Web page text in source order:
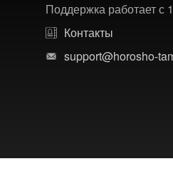
Поддержка работает с
Контакты
support@horosho-